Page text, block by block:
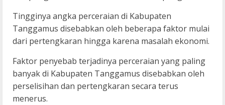
Tingginya angka perceraian di Kabupaten
Tanggamus disebabkan oleh beberapa faktor mulai
dari pertengkaran hingga karena masalah ekonomi.
Faktor penyebab terjadinya perceraian yang paling
banyak di Kabupaten Tanggamus disebabkan oleh
perselisihan dan pertengkaran secara terus
menerus.